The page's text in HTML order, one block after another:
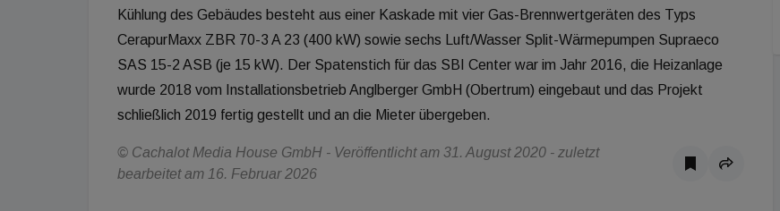
Kühlung des Gebäudes besteht aus einer Kaskade mit vier Gas-Brennwertgeräten des Typs
CerapurMaxx ZBR 70-3 A 23 (400 kW) sowie sechs Luft/Wasser Split-Wärmepumpen Supraeco
SAS 15-2 ASB (je 15 kW). Der Spatenstich für das SBI Center war im Jahr 2016, die Heizanlage
wurde 2018 vom Installationsbetrieb Anglberger GmbH (Obertrum) eingebaut und das Projekt
schließlich 2019 fertig gestellt und an die Mieter übergeben.
© Cachalot Media House GmbH - Veröffentlicht am 31. August 2020 - zuletzt
bearbeitet am 16. Februar 2026